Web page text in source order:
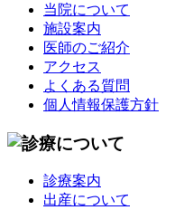
当院について
施設案内
医師のご紹介
アクセス
よくある質問
個人情報保護方針
診療案内
出産について